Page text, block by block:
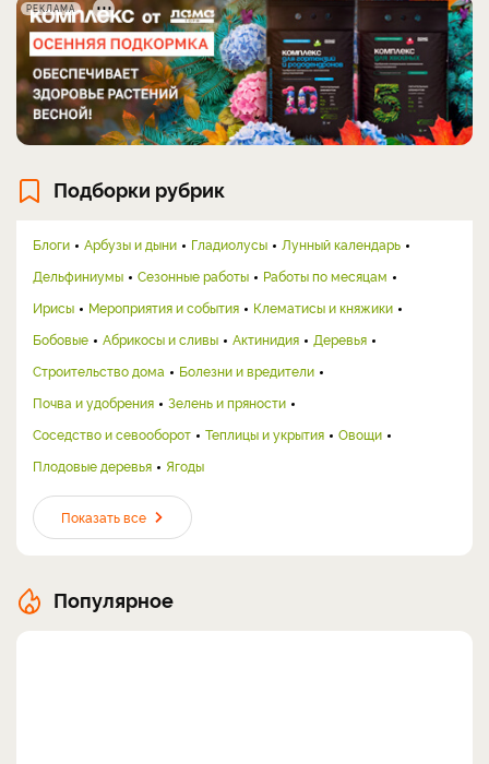
РЕКЛАМА
Подборки рубрик
Блоги Арбузы и дыни Гладиолусы
Лунный календарь
Дельфиниумы
Сезонные работы
Работы по месяцам
Ирисы
Мероприятия и события
Клематисы и княжики
Бобовые
Абрикосы и сливы Актинидия
Деревья
Строительство дома
Болезни и вредители
Почва и удобрения
Зелень и пряности
Соседство и севооборот
Теплицы и укрытия
Овощи
Плодовые деревья
Ягоды
Показать все
Популярное